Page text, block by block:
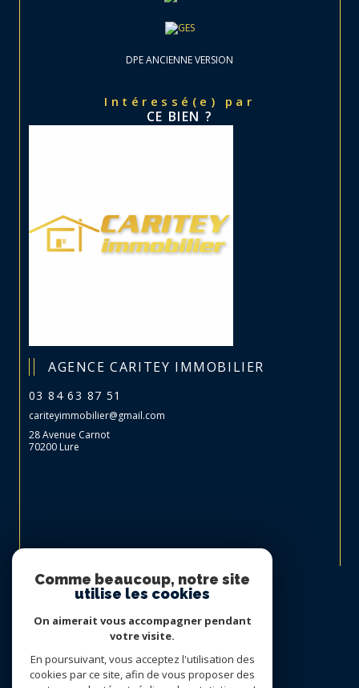
DPE ANCIENNE VERSION
Intéressé(e) par
CE BIEN ?
AGENCE CARITEY IMMOBILIER
03 84 63 87 51
cariteyimmobilier@gmail.com
28 Avenue Carnot
70200 Lure
Comme beaucoup, notre site
utilise les cookies
On aimerait vous accompagner pendant
votre visite.
En poursuivant, vous acceptez l'utilisation des
cookies par ce site, afin de vous proposer des